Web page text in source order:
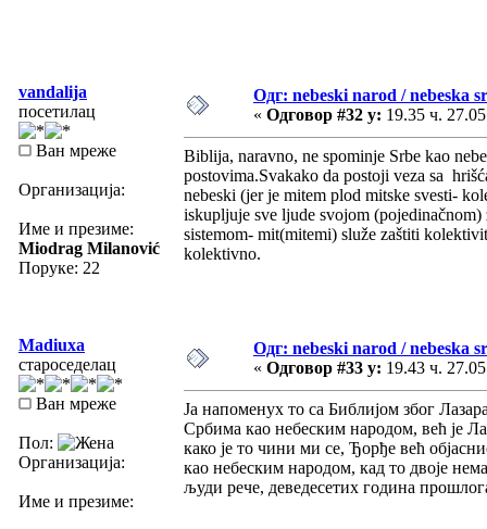
vandalija
посетилац
Ван мреже
Организација:
Име и презиме:
Miodrag Milanović
Поруке: 22
Одг: nebeski narod / nebeska
« Одговор #32 у: 19.35 ч.
Biblija, naravno, ne spominje Srbe kao
postovima.Svakako da postoji veza sa
nebeski (jer je mitem plod mitske svesti-
iskupljuje sve ljude svojom
sistemom- mit(mitemi) služe zaštiti
kolektivno.
Madiuxa
староседелац
Ван мреже
Пол:
Организација:
Име и презиме:
Одг: nebeski narod / nebeska
« Одговор #33 у: 19.43 ч.
Ја напоменух то са Библијом због
Србима као небеским народом, већ је
како је то чини ми се, Ђорђе већ
као небеским народом, кад то двоје
људи рече, деведесетих година